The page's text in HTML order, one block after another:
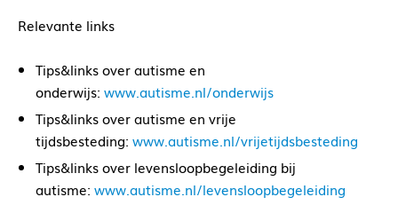
Relevante links
Tips&links over autisme en
onderwijs: www.autisme.nl/onderwijs
Tips&links over autisme en vrije
tijdsbesteding: www.autisme.nl/vrijetijdsbesteding
Tips&links over levensloopbegeleiding bij
autisme: www.autisme.nl/levensloopbegeleiding